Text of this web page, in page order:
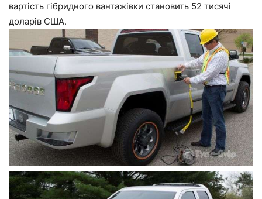
вартість гібридного вантажівки становить 52 тисячі
доларів США.